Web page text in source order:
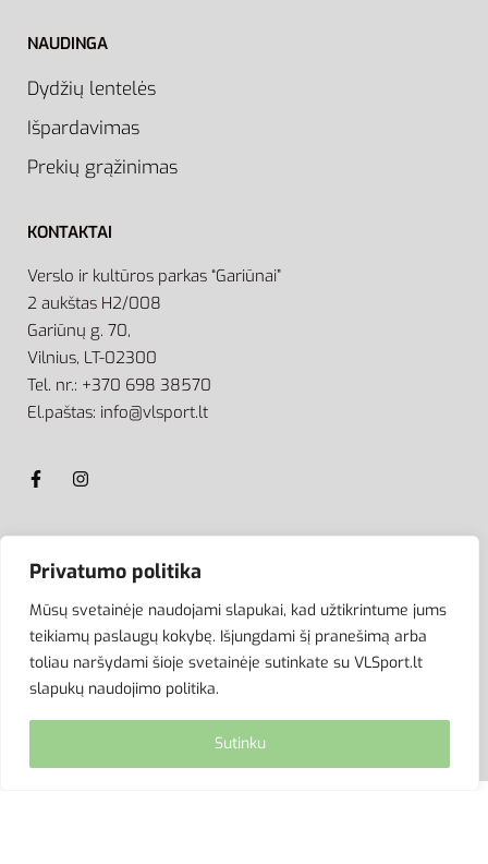
Privatumo politika
Mūsų svetainėje naudojami slapukai, kad užtikrintume jums
teikiamų paslaugų kokybę. Išjungdami šį pranešimą arba
toliau naršydami šioje svetainėje sutinkate su VLSport.lt
slapukų naudojimo politika.
Sutinku
NAUDINGA
Dydžių lentelės
Išpardavimas
Prekių grąžinimas
KONTAKTAI
Verslo ir kultūros parkas “Gariūnai”
2 aukštas H2/008
Gariūnų g. 70,
Vilnius, LT-02300
Tel. nr.: +370 698 38570
El.paštas: info@vlsport.lt